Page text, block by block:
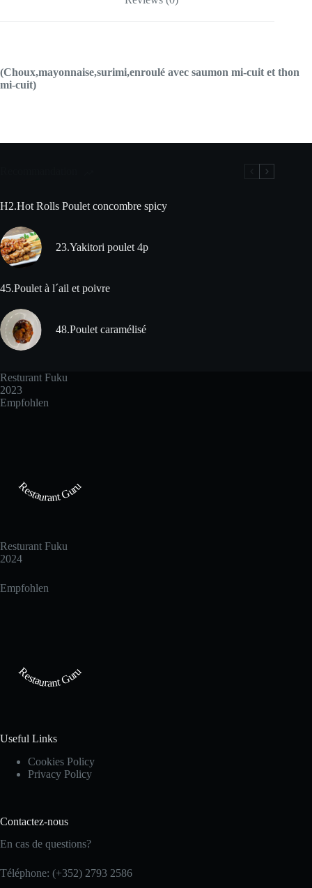
(Choux,mayonnaise,surimi,enroulé avec saumon mi-cuit et thon
mi-cuit)
H2.Hot Rolls Poulet concombre spicy
23.Yakitori poulet 4p
45.Poulet à l´ail et poivre
48.Poulet caramélisé
Resturant Fuku
2023
Empfohlen
Restaurant Guru
Resturant Fuku
2024
Empfohlen
Restaurant Guru
Useful Links
Cookies Policy
Privacy Policy
Contactez-nous
En cas de questions?
Téléphone: (+352) 2793 2586